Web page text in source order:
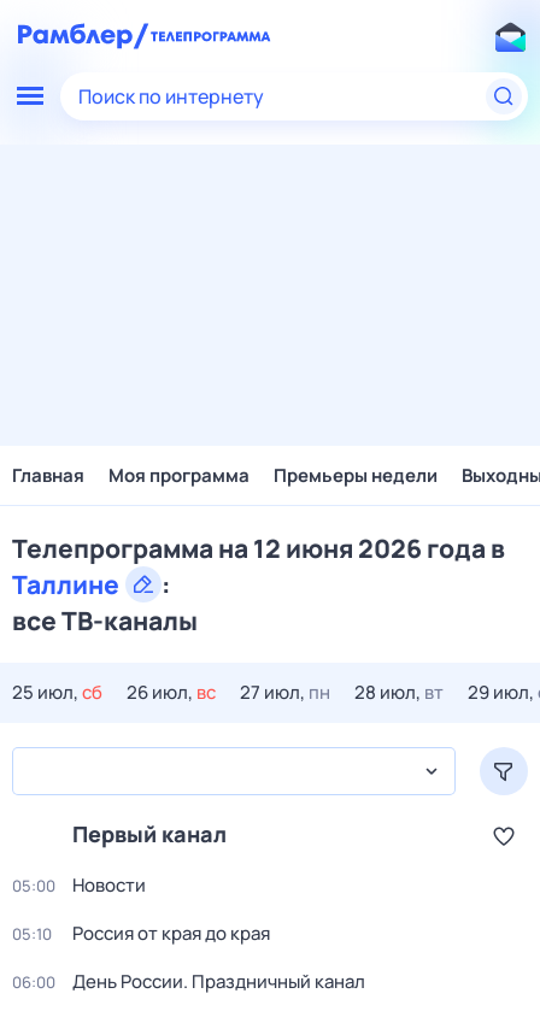
Поиск по интернету
Главная Моя программа Премьеры недели
Телепрограмма на 12 июня 2026 года в
Таллине
:
все ТВ-каналы
25 июл,сб 26 июл, вс 27 июл, пн 28 июл, вт 29 июл,
Первый канал
05:00 Новости
05:10 Россия от края до края
06:00 День России. Праздничный канал